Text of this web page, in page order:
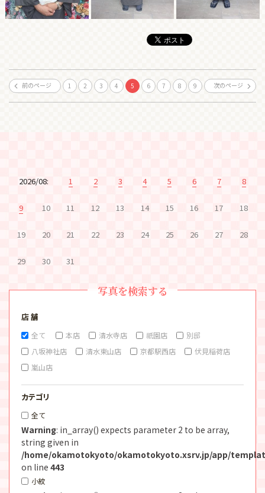
前のページ 1 2 3 4 5 6 7 8 9 次のページ
2026/08: 1 2 3 4 5 6 7 8
9 10 11 12 13 14 15 16 17 18
19 20 21 22 23 24 25 26 27 28
29 30 31
写真を検索する
店 舗
全て 本店 清水寺店 祇園店
別邸
八坂神社店
清水東山店 京都駅西店
伏見稲荷店
嵐山店
カテゴリ
全て
Warning: in_array() expects parameter 2 to be array,
string given in
/home/okamotokyoto/okamotokyoto.xsrv.jp/app/
on line 443
小紋